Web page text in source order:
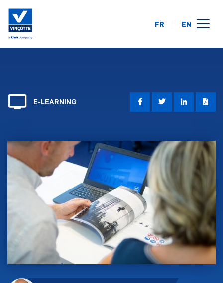
opleidingskalender
op uw locatie
FAQ
contact
FR EN
E-LEARNING